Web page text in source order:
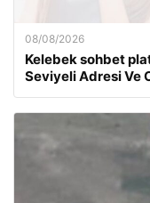
08/08/2026
Kelebek sohbet
Seviyeli Adresi Ve